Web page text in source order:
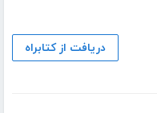
دریافت از کتابراه